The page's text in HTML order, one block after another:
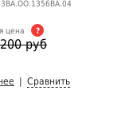
цена ?
руб
Сравнить